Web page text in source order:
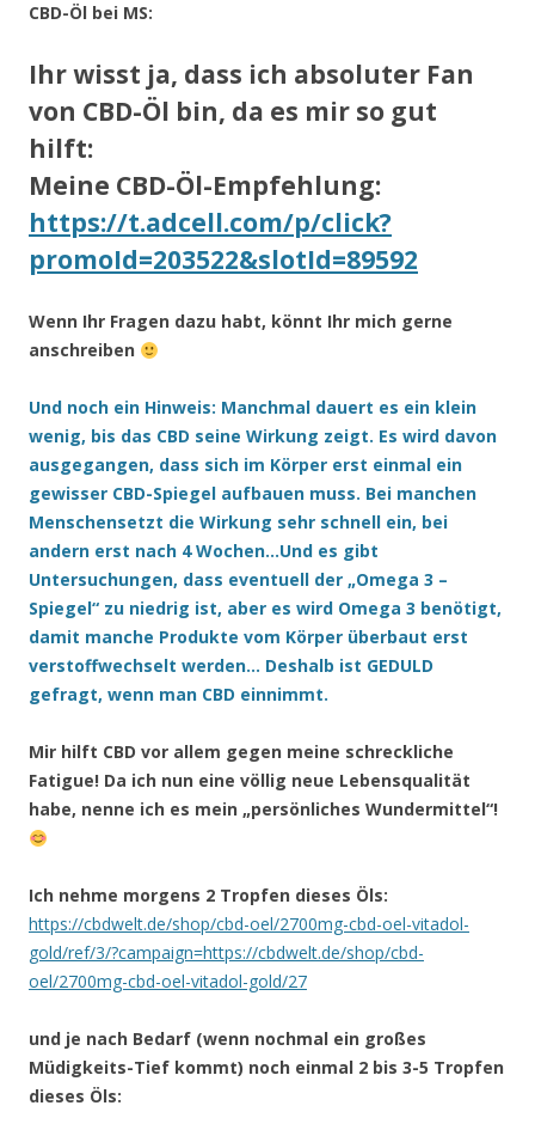
CBD-Öl bei MS:
Ihr wisst ja, dass ich absoluter Fan
von CBD-Öl bin, da es mir so gut
hilft:
Meine CBD-Öl-Empfehlung:
https://t.adcell.com/p/click?
promoId=203522&slotId=89592
Wenn Ihr Fragen dazu habt, könnt Ihr mich gerne
anschreiben
Und noch ein Hinweis: Manchmal dauert es ein klein
wenig, bis das CBD seine Wirkung zeigt. Es wird davon
ausgegangen, dass sich im Körper erst einmal ein
gewisser CBD-Spiegel aufbauen muss. Bei manchen
Menschensetzt die Wirkung sehr schnell ein, bei
andern erst nach 4 Wochen…Und es gibt
Untersuchungen, dass eventuell der „Omega 3 –
Spiegel“ zu niedrig ist, aber es wird Omega 3 benötigt,
damit manche Produkte vom Körper überbaut erst
verstoffwechselt werden… Deshalb ist GEDULD
gefragt, wenn man CBD einnimmt.
Mir hilft CBD vor allem gegen meine schreckliche
Fatigue! Da ich nun eine völlig neue Lebensqualität
habe, nenne ich es mein „persönliches Wundermittel“!
Ich nehme morgens 2 Tropfen dieses Öls:
https://cbdwelt.de/shop/cbd-oel/2700mg-cbd-oel-vitadol-
gold/ref/3/?campaign=https://cbdwelt.de/shop/cbd-
oel/2700mg-cbd-oel-vitadol-gold/27
und je nach Bedarf (wenn nochmal ein großes
Müdigkeits-Tief kommt) noch einmal 2 bis 3-5 Tropfen
dieses Öls: